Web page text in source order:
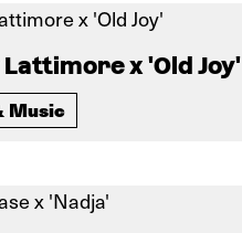
x 'Old Joy'
Music